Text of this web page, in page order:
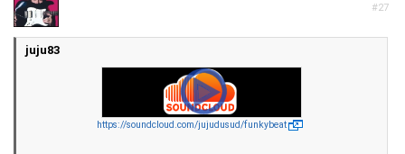
#27
juju83
https://soundcloud.com/jujudusud/funkybeat